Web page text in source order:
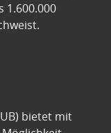
1.600.000
bietet mit